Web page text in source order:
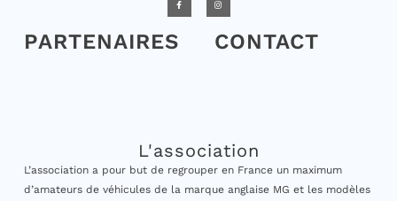
PARTENAIRES CONTACT
L'association
L’association a pour but de regrouper en France un maximum
d’amateurs de véhicules de la marque anglaise MG et les modèles